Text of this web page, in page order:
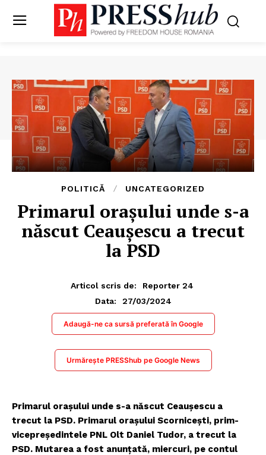
POLITICĂ UNCATEGORIZED
Primarul orașului unde s-a
născut Ceaușescu a trecut
la PSD
Articol scris de:
Reporter 24
Data:
27/03/2024
Adaugă-ne ca sursă preferată în Google
Urmărește PRESShub pe Google News
Primarul orașului unde s-a născut Ceaușescu a
trecut la PSD. Primarul oraşului Scorniceşti, prim-
vicepreşedintele PNL Olt Daniel Tudor, a trecut la
PSD. Mutarea a fost anunţată, miercuri, pe contul